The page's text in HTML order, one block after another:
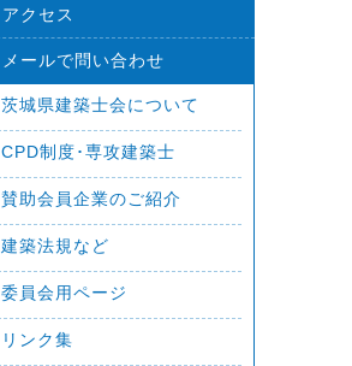
アクセス
メールで問い合わせ
茨城県建築士会について
CPD制度･専攻建築士
賛助会員企業のご紹介
建築法規など
委員会用ページ
リンク集